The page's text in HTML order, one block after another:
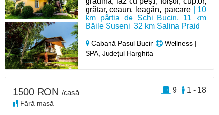
grătar, ceaun, leagăn, parcare| 10
km pârtia de Schi Bucin, 11 km
Băile Suseni, 32 km Salina Praid
Cabană Pasul Bucin
Wellness |
SPA, Județul Harghita
1500 RON /casă
Fără masă
1 - 18
9